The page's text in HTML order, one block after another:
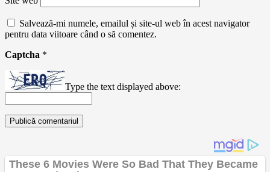
Salvează-mi numele, emailul și site-ul web în acest navigator
pentru data viitoare când o să comentez.
Captcha *
Type the text displayed above: